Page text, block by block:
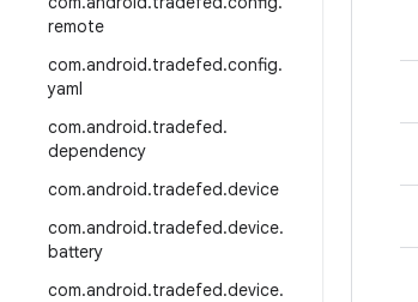
remote
com.android.tradefed.config.
yaml
com.android.tradefed.
dependency
com.android.tradefed.device
com.android.tradefed.device.
battery
com.android.tradefed.device.